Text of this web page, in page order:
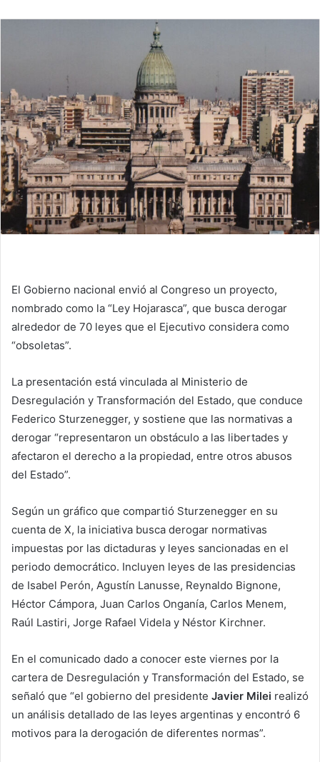
El Gobierno nacional envió al Congreso un proyecto,
nombrado como la “Ley Hojarasca”, que busca derogar
alrededor de 70 leyes que el Ejecutivo considera como
“obsoletas”.
La presentación está vinculada al Ministerio de
Desregulación y Transformación del Estado, que conduce
Federico Sturzenegger, y sostiene que las normativas a
derogar “representaron un obstáculo a las libertades y
afectaron el derecho a la propiedad, entre otros abusos
del Estado”.
Según un gráfico que compartió Sturzenegger en su
cuenta de X, la iniciativa busca derogar normativas
impuestas por las dictaduras y leyes sancionadas en el
periodo democrático. Incluyen leyes de las presidencias
de Isabel Perón, Agustín Lanusse, Reynaldo Bignone,
Héctor Cámpora, Juan Carlos Onganía, Carlos Menem,
Raúl Lastiri, Jorge Rafael Videla y Néstor Kirchner.
En el comunicado dado a conocer este viernes por la
cartera de Desregulación y Transformación del Estado, se
señaló que “el gobierno del presidente Javier Milei realizó
un análisis detallado de las leyes argentinas y encontró 6
motivos para la derogación de diferentes normas”.